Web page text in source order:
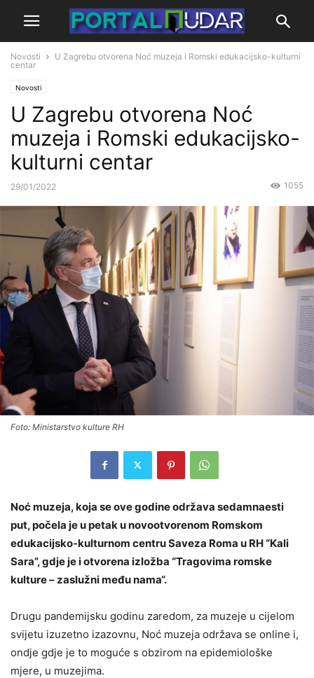
Novosti
U Zagrebu otvorena Noć muzeja i Romski edukacijsko-kulturni
centar
Novosti
U Zagrebu otvorena Noć
muzeja i Romski edukacijsko-
kulturni centar
29/01/2022 1055
Foto: Ministarstvo kulture RH
Noć muzeja, koja se ove godine održava sedamnaesti
put, počela je u petak u novootvorenom Romskom
edukacijsko-kulturnom centru Saveza Roma u RH “Kali
Sara”, gdje je i otvorena izložba “Tragovima romske
kulture – zaslužni među nama“.
Drugu pandemijsku godinu zaredom, za muzeje u cijelom
svijetu izuzetno izazovnu, Noć muzeja održava se online i,
ondje gdje je to moguće s obzirom na epidemiološke
mjere, u muzejima.